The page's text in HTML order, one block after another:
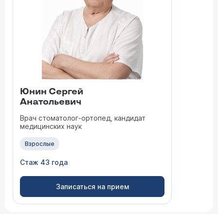
Юнин Сергей
Анатольевич
Врач стоматолог-ортопед, кандидат
медицинских наук
Взрослые
Стаж 43 года
Записаться на прием